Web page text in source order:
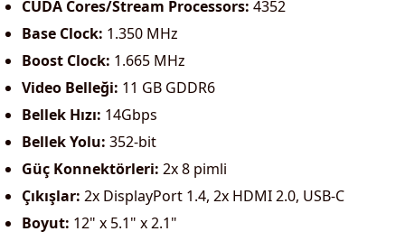
CUDA Cores/Stream Processors: 4352
Base Clock: 1.350 MHz
Boost Clock: 1.665 MHz
Video Belleği: 11 GB GDDR6
Bellek Hızı: 14Gbps
Bellek Yolu: 352-bit
Güç Konnektörleri: 2x 8 pimli
Çıkışlar: 2x DisplayPort 1.4, 2x HDMI 2.0, USB-C
Boyut: 12" x 5.1" x 2.1"